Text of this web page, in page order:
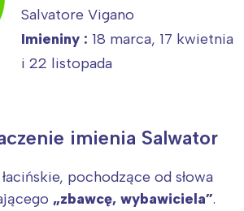
Salvatore Vigano
Imieniny : 18 marca, 17 kwietnia
i 22 listopada
imienia Salwator
pochodzące od słowa
„zbawcę, wybawiciela”.